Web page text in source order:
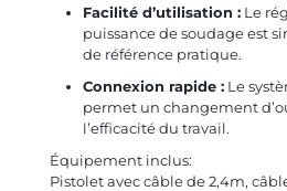
Facilité d’utilisation : Le
puissance de soudage est
de référence pratique.
Connexion rapide : Le
permet un changement
l’efficacité du travail.
Équipement inclus:
Pistolet avec câble de 2,4m,